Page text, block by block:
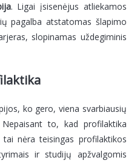
. Ligai įsisenėjus atliekamos
pagalba atstatomas šlapimo
slopinamas uždegiminis
ko gero, viena svarbiausių
to, kad profilaktika
nėra teisingas profilaktikos
ir studijų apžvalgomis